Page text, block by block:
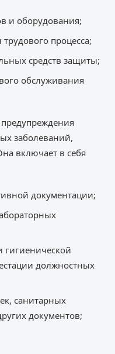
и оборудования;
процесса;
средств защиты;
обслуживания
заболеваний,
включает в себя
документации;
гигиенической
должностных
санитарных
документов;